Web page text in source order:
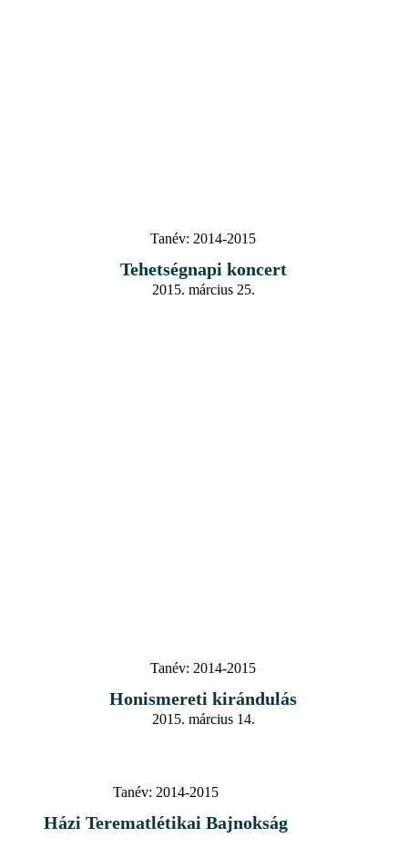
Tanév: 2014-2015
Tehetségnapi koncert
2015. március 25.
Tanév: 2014-2015
Honismereti kirándulás
2015. március 14.
Tanév: 2014-2015
Házi Terematlétikai Bajnokság